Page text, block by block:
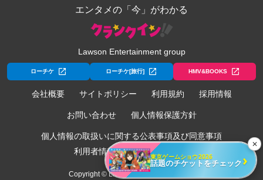
エンタメの「今」がわかる
Lawson Entertainment group
ローチケ ローチケ[旅行] HMV&BOOKS
会社概要 サイトポリシー 利用規約 採用情報
お問い合わせ 個人情報保護方針
個人情報の取扱いに関する公表事項及び同意事項
利用者情報の外部送信について
Copyright © Lawson Entertainment, Inc.
✕
東京ゲームショウ2026
話題のチケットをチェック ›